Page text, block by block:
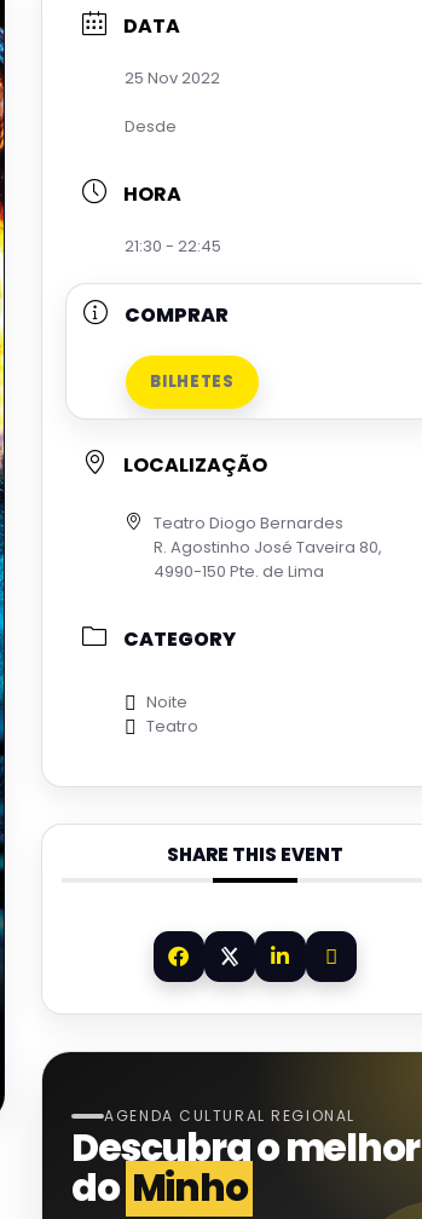
DATA
25 Nov 2022
Desde
HORA
21:30 - 22:45
COMPRAR
BILHETES
LOCALIZAÇÃO
Teatro Diogo Bernardes
R. Agostinho José Taveira 80,
4990-150 Pte. de Lima
CATEGORY
Noite
Teatro
SHARE THIS EVENT
AGENDA CULTURAL REGIONAL
Descubra o melhor
do Minho